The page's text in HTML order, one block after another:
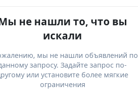
не нашли то, что вы
искали
мы не нашли объявлений по
запросу. Задайте запрос по-
или установите более мягкие
ограничения